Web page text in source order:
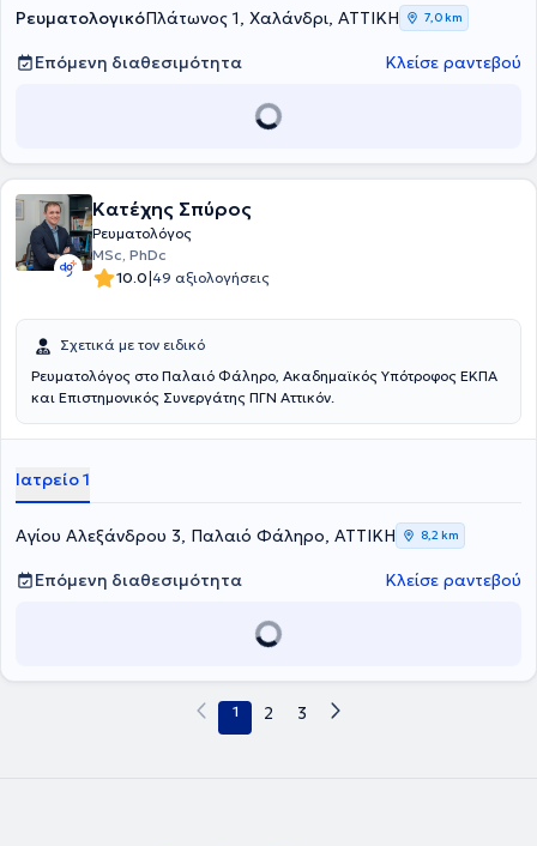
ΡευματολογικόΠλάτωνος 1, Χαλάνδρι, ΑΤΤΙΚΗ 7,0 km
Επόμενη διαθεσιμότητα Κλείσε ραντεβού
Κατέχης Σπύρος
Ρευματολόγος
MSc, PhDc
10.0|49 αξιολογήσεις
Σχετικά με τον ειδικό
Ρευματολόγος στο Παλαιό Φάληρο, Ακαδημαϊκός Υπότροφος ΕΚΠΑ
και Επιστημονικός Συνεργάτης ΠΓΝ Αττικόν.
Ιατρείο 1
Αγίου Αλεξάνδρου 3, Παλαιό Φάληρο, ΑΤΤΙΚΗ 8,2 km
Επόμενη διαθεσιμότητα Κλείσε ραντεβού
1 2 3